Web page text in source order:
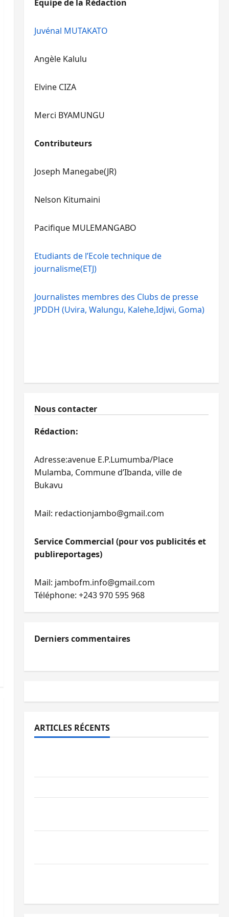
Equipe de la Rédaction
Juvénal MUTAKATO
Angèle Kalulu
Elvine CIZA
Merci BYAMUNGU
Contributeurs
Joseph Manegabe(JR)
Nelson Kitumaini
Pacifique MULEMANGABO
Etudiants de l’Ecole technique de
journalisme(ETJ)
Journalistes membres des Clubs de presse
JPDDH (Uvira, Walungu, Kalehe,Idjwi, Goma)
Nous contacter
Rédaction:
Adresse:avenue E.P.Lumumba/Place
Mulamba, Commune d’Ibanda, ville de
Bukavu
Mail: redactionjambo@gmail.com
Service Commercial (pour vos publicités et
publireportages)
Mail: jambofm.info@gmail.com
Téléphone: +243 970 595 968
Derniers commentaires
ARTICLES RÉCENTS